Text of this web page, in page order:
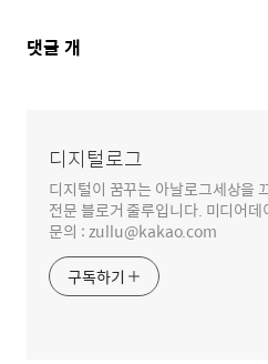
댓
댓글 개
디지털로그
디지털이 꿈꾸는 아날로그세상을
전문 블로거 줄루입니다. 미디어데
문의 : zullu@kakao.com
구독하기